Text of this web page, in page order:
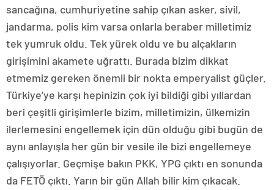
sancağına, cumhuriyetine sahip çıkan asker, sivil,
jandarma, polis kim varsa onlarla beraber milletimiz
tek yumruk oldu. Tek yürek oldu ve bu alçakların
girişimini akamete uğrattı. Burada bizim dikkat
etmemiz gereken önemli bir nokta emperyalist güçler.
Türkiye’ye karşı hepinizin çok iyi bildiği gibi yıllardan
beri çeşitli girişimlerle bizim, milletimizin, ülkemizin
ilerlemesini engellemek için dün olduğu gibi bugün de
aynı anlayışla her gün bir vesile ile bizi engellemeye
çalışıyorlar. Geçmişe bakın PKK, YPG çıktı en sonunda
da FETÖ çıktı. Yarın bir gün Allah bilir kim çıkacak.